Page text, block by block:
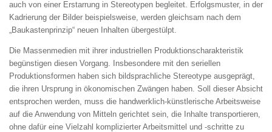
auch von einer Erstarrung in Stereotypen begleitet. Erfolgsmuster, in der
Kadrierung der Bilder beispielsweise, werden gleichsam nach dem
„Baukastenprinzip“ neuen Inhalten übergestülpt.
Die Massenmedien mit ihrer industriellen Produktionscharakteristik
begünstigen diesen Vorgang. Insbesondere mit den seriellen
Produktionsformen haben sich bildsprachliche Stereotype ausgeprägt,
die ihren Ursprung in ökonomischen Zwängen haben. Soll dieser Absicht
entsprochen werden, muss die handwerklich-künstlerische Arbeitsweise
auf die Anwendung von Mitteln gerichtet sein, die Inhalte transportieren,
ohne dafür eine Vielzahl komplizierter Arbeitsmittel und -schritte zu